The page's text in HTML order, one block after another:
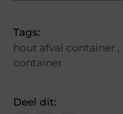
Tags:
hout afval container ,
container
Deel dit: